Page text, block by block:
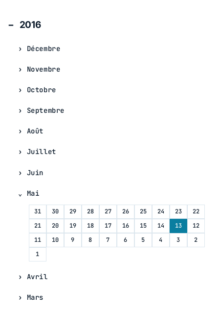
2016
Décembre
Novembre
Octobre
Septembre
Août
Juillet
Juin
Mai
31 30 29 28 27 26 25 24 23
22
21
20 19 18 17 16 15 14 13
12
11
10 9 8 7 6 5 4 3
2
1
Avril
Mars